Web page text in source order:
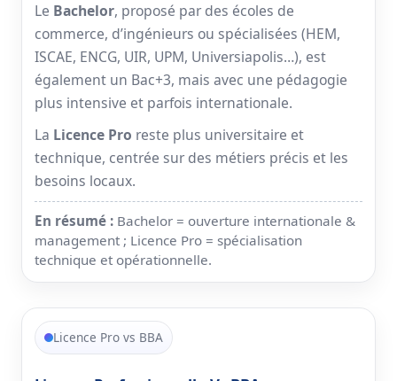
Le Bachelor, proposé par des écoles de
commerce, d’ingénieurs ou spécialisées (HEM,
ISCAE, ENCG, UIR, UPM, Universiapolis…), est
également un Bac+3, mais avec une pédagogie
plus intensive et parfois internationale.
La Licence Pro reste plus universitaire et
technique, centrée sur des métiers précis et les
besoins locaux.
En résumé : Bachelor = ouverture internationale &
management ; Licence Pro = spécialisation
technique et opérationnelle.
Licence Pro vs BBA